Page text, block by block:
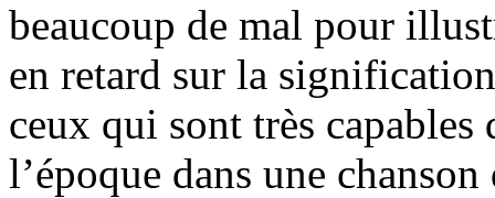
beaucoup de mal pour
en retard sur la
ceux qui sont très
l’époque dans une